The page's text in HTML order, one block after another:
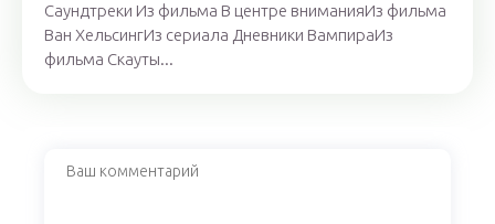
Саундтреки Из фильма В центре вниманияИз фильма
Ван ХельсингИз сериала Дневники ВампираИз
фильма Скауты...